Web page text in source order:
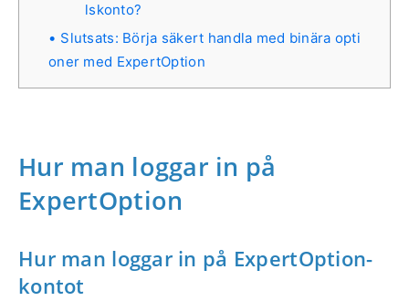
lskonto?
Slutsats: Börja säkert handla med binära opti
oner med ExpertOption
Hur man loggar in på
ExpertOption
Hur man loggar in på ExpertOption-
kontot